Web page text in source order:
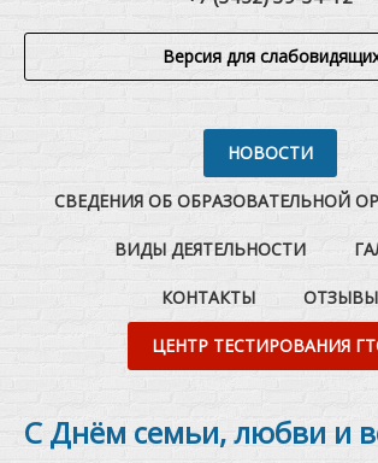
Версия для
НОВОСТИ
СВЕДЕНИЯ ОБ ОБРАЗОВАТЕЛЬНОЙ
ВИДЫ ДЕЯТЕЛЬНОСТИ
КОНТАКТЫ ОТЗЫВЫ
ЦЕНТР ТЕСТИРОВАНИЯ
С Днём семьи, любви и